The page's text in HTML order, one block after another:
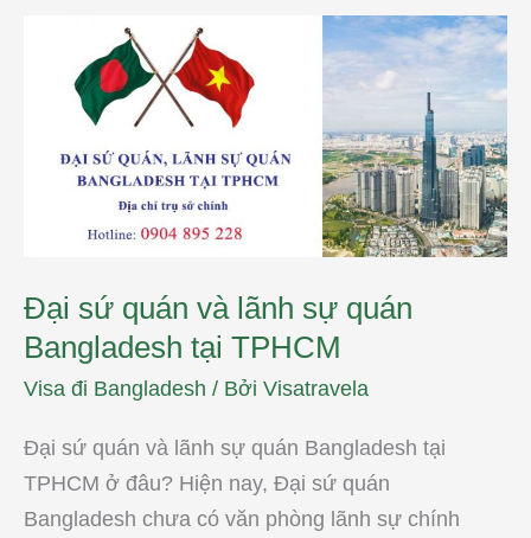
Đại sứ quán và lãnh sự quán
Bangladesh tại TPHCM
Visa đi Bangladesh / Bởi Visatravela
Đại sứ quán và lãnh sự quán Bangladesh tại
TPHCM ở đâu? Hiện nay, Đại sứ quán
Bangladesh chưa có văn phòng lãnh sự chính
quán
quán
Bangladesh